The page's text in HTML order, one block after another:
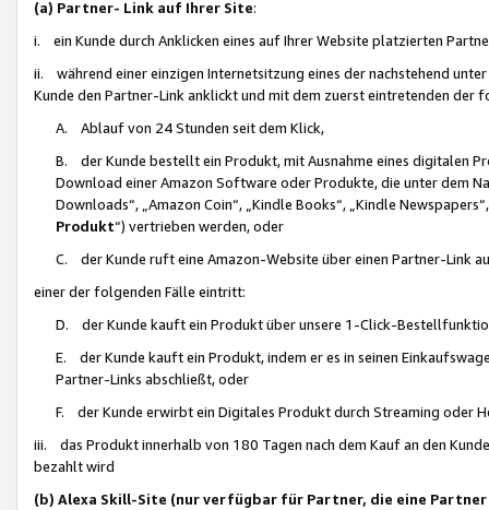
(a) Partner- Link auf Ihrer Site:
i. ein Kunde durch Anklicken eines auf Ihrer Website platzierten
ii. während einer einzigen Internetsitzung eines der nachstehend
Kunde den Partner-Link anklickt und mit dem zuerst eintretenden der
A. Ablauf von 24 Stunden seit dem Klick,
B. der Kunde bestellt ein Produkt, mit Ausnahme eines digitalen
Download einer Amazon Software oder Produkte, die unter dem
Downloads“, „Amazon Coin“, „Kindle Books“, „Kindle
Produkt“) vertrieben werden, oder
C. der Kunde ruft eine Amazon-Website über einen Partner-Link
einer der folgenden Fälle eintritt:
D. der Kunde kauft ein Produkt über unsere 1-Click-
E. der Kunde kauft ein Produkt, indem er es in seinen
Partner-Links abschließt, oder
F. der Kunde erwirbt ein Digitales Produkt durch Streaming oder
iii. das Produkt innerhalb von 180 Tagen nach dem Kauf an den
bezahlt wird
(b) Alexa Skill-Site (nur verfügbar für Partner, die eine